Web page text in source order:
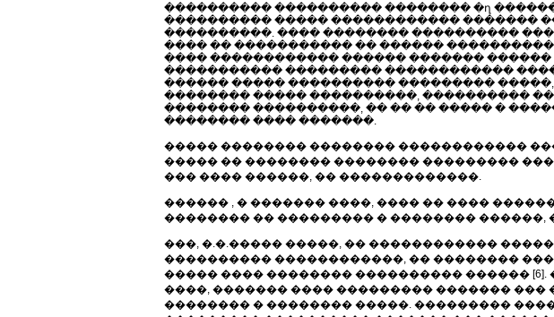
���������� ���������� �������� �ղ
���������� ����� ������������ �������
����������. ���� �������� ����������
���� �� ����������� �� ������
���� ������������ ������ �������
����������� ��������� ������������
������ ����� ���������� ���������
�������� ����� ����������, ����������
�������� ����������, �� �� �� ����� �
�������� ���� �������.
����� �������� �������� ������������
����� �� �������� �������� ���������
��� ���� ������, �� �������������.
������ , � ������� ����, ���� �� ����
�������� �� ��������� � ��������
���, �.�.����� �����, �� ������������
���������� ������������, �� ��������
����� ���� �������� ���������� ������
����, ������� ���� ��������� �������
�������� � �������� �����. ���������